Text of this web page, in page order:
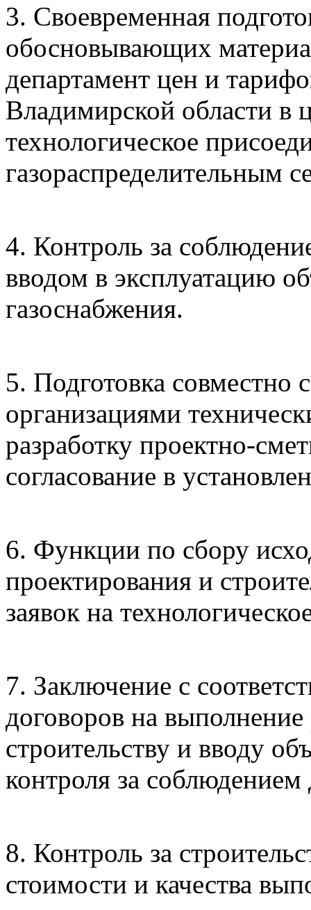
3. Своевременная
обосновывающих
департамент цен и
Владимирской области в
технологическое
газораспределительным
4. Контроль за
вводом в эксплуатацию
газоснабжения.
5. Подготовка совместно
организациями
разработку проектно-
согласование в
6. Функции по сбору
проектирования и
заявок на
7. Заключение с
договоров на
строительству и вводу
контроля за соблюдением
8. Контроль за
стоимости и качества